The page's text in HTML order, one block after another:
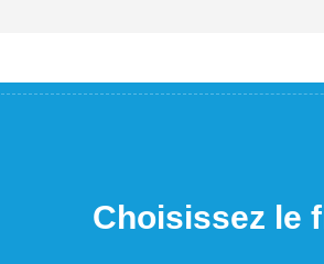
Choisissez le